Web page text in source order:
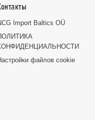
Import Baltics OÜ
файлов cookie